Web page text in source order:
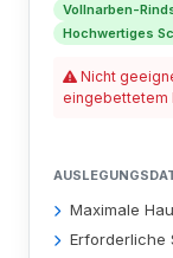
Vollnarben-
Hochwertiges
Nicht
eingebettetem
Maximale
Erforderliche